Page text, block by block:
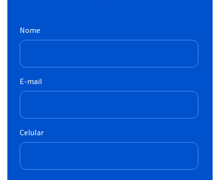
Nome
E-mail
Celular